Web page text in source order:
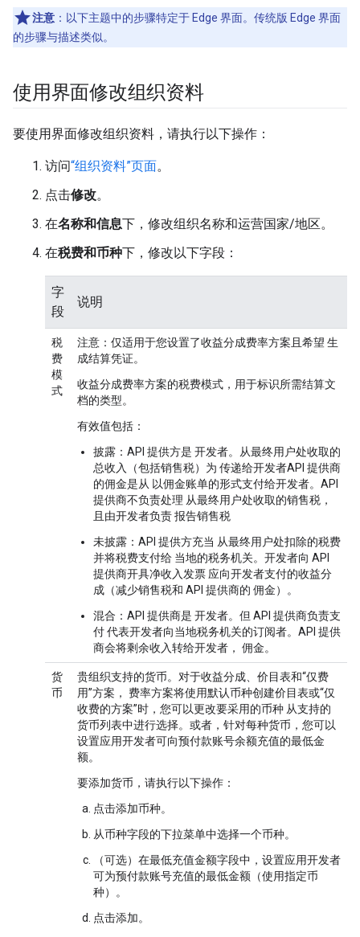
注意 ：以下主题中的步骤特定于 Edge 界面。传统版 Edge 界面
的步骤与描述类似。
使用界面修改组织资料
要使用界面修改组织资料，请执行以下操作：
访问“组织资料”页面。
点击修改。
在名称和信息下，修改组织名称和运营国家/地区。
在税费和币种下，修改以下字段：
字
段
说明
税
费
模
式
注意 ：仅适用于您设置了收益分成费率方案且希望 生
成结算凭证。
收益分成费率方案的税费模式，用于标识所需结算文
档的类型。
有效值包括：
披露：API 提供方是 开发者。从最终用户处收取的
总收入（包括销售税）为 传递给开发者API 提供商
的佣金是从 以佣金账单的形式支付给开发者。API
提供商不负责处理 从最终用户处收取的销售税，
且由开发者负责 报告销售税
未披露：API 提供方充当 从最终用户处扣除的税费
并将税费支付给 当地的税务机关。开发者向 API
提供商开具净收入发票 应向开发者支付的收益分
成（减少销售税和 API 提供商的 佣金）。
混合：API 提供商是 开发者。但 API 提供商负责支
付 代表开发者向当地税务机关的订阅者。API 提供
商会将剩余收入转给开发者， 佣金。
货
币
贵组织支持的货币。对于收益分成、价目表和“仅费
用”方案， 费率方案将使用默认币种创建价目表或“仅
收费的方案”时，您可以更改要采用的币种 从支持的
货币列表中进行选择。或者，针对每种货币，您可以
设置应用开发者可向预付款账号余额充值的最低金
额。
要添加货币，请执行以下操作：
点击添加币种。
从币种字段的下拉菜单中选择一个币种。
（可选）在最低充值金额字段中，设置应用开发者
可为预付款账号充值的最低金额（使用指定币
种）。
点击添加。